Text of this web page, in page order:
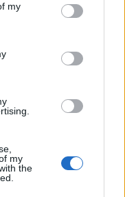
my
my
the
). Sarri gli chiede un
ma il problema
molto spesso al
disperate,
8-9 gol Callejon
se tutto
chi ha venduto